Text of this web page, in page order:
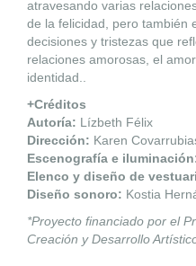
atravesando varias
de la felicidad, pero también
decisiones y tristezas que
relaciones amorosas, el
identidad..
+Créditos
Autoría: Lízbeth Félix
Dirección: Karen
Escenografía e
Elenco y diseño de
Diseño sonoro: Kostia
*Proyecto financiado por el
Creación y Desarrollo